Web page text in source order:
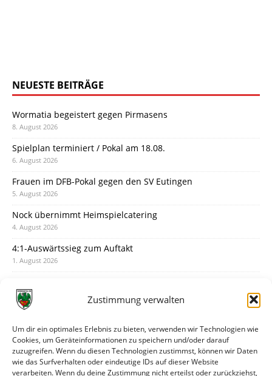
Zustimmung verwalten
Um dir ein optimales Erlebnis zu bieten, verwenden wir Technologien wie
Cookies, um Geräteinformationen zu speichern und/oder darauf
zuzugreifen. Wenn du diesen Technologien zustimmst, können wir Daten
wie das Surfverhalten oder eindeutige IDs auf dieser Website
verarbeiten. Wenn du deine Zustimmung nicht erteilst oder zurückziehst,
NEUESTE BEITRÄGE
Wormatia begeistert gegen Pirmasens
8. August 2026
Spielplan terminiert / Pokal am 18.08.
6. August 2026
Frauen im DFB-Pokal gegen den SV Eutingen
5. August 2026
Nock übernimmt Heimspielcatering
4. August 2026
4:1-Auswärtssieg zum Auftakt
1. August 2026
31. Juli 2026
30. Juli 2026
Deine Spielminute: 89+1
28. Juli 2026